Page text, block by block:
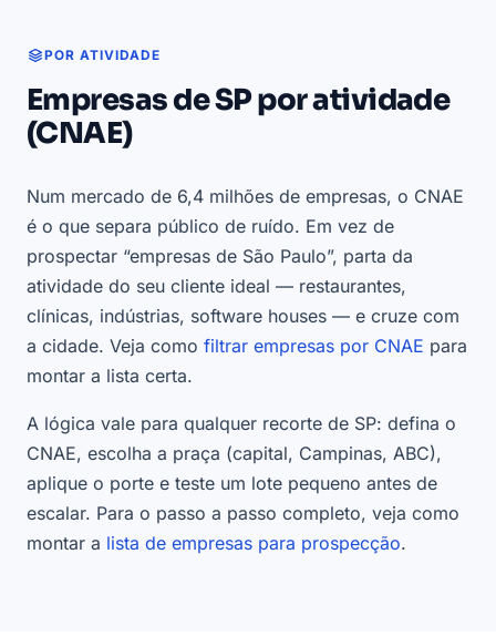
POR ATIVIDADE
Empresas de SP por atividade
(CNAE)
Num mercado de 6,4 milhões de empresas, o CNAE
é o que separa público de ruído. Em vez de
prospectar “empresas de São Paulo”, parta da
atividade do seu cliente ideal — restaurantes,
clínicas, indústrias, software houses — e cruze com
a cidade. Veja como filtrar empresas por CNAE para
montar a lista certa.
A lógica vale para qualquer recorte de SP: defina o
CNAE, escolha a praça (capital, Campinas, ABC),
aplique o porte e teste um lote pequeno antes de
escalar. Para o passo a passo completo, veja como
montar a lista de empresas para prospecção.